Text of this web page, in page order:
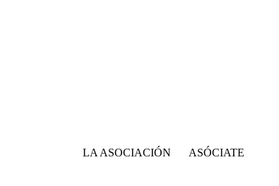
LA ASOCIACIÓN ASÓCIATE